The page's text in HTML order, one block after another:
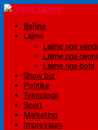
Ballina
Lajme
Lajme nga vendi
Lajme nga rajoni
Lajme nga bota
Show biz
Politikë
Teknologji
Sport
Marketing
Impressum